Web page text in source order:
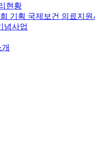
현황
기획 국제보건 의료지원
념사업